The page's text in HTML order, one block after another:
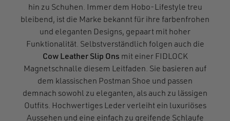
hin zu Schuhen. Immer dem Hobo-Lifestyle treu
bleibend, ist die Marke bekannt für ihre farbenfrohen
und eleganten Designs, gepaart mit hoher
Funktionalität. Selbstverständlich folgen auch die
Cow Leather Slip Ons mit einer FIDLOCK
Magnetschnalle diesem Leitfaden. Sie basieren auf
dem klassischen Postman Shoe und passen
demnach sowohl zu eleganten, als auch zu lässigen
Outfits. Hochwertiges Leder verleiht ein luxuriöses
Aussehen und eine einfach zu greifende Schlaufe